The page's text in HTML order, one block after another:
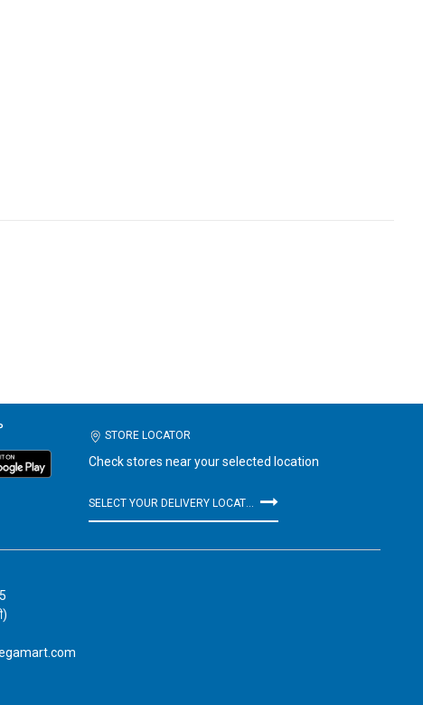
STORE LOCATOR
Check stores near your selected location